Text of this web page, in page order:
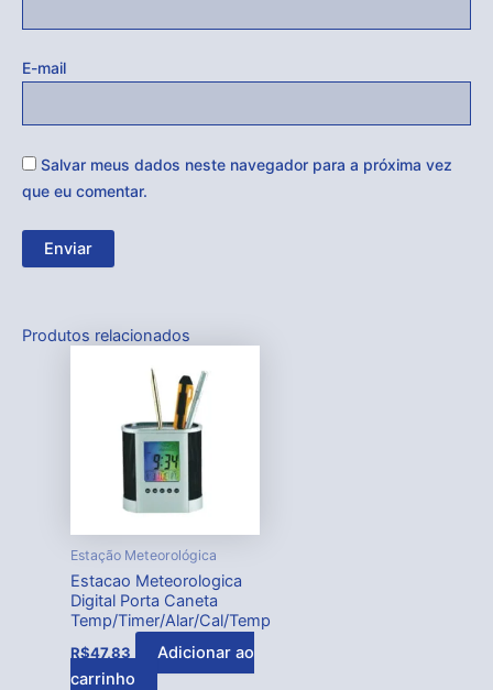
E-mail
Salvar meus dados neste navegador para a próxima vez
que eu comentar.
Produtos relacionados
Estação Meteorológica
Estacao Meteorologica
Digital Porta Caneta
Temp/Timer/Alar/Cal/Temp
R$47,83
Adicionar ao
carrinho